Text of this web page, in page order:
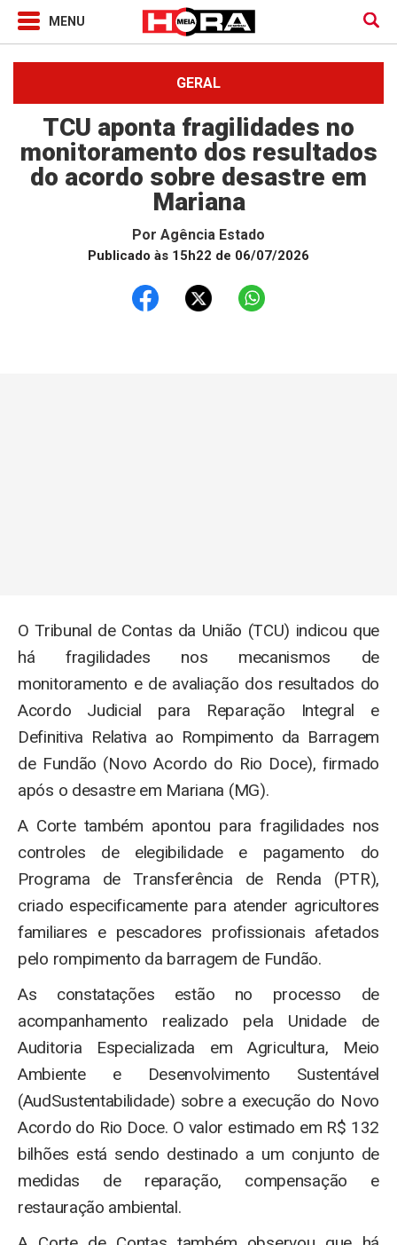
GERAL
TCU aponta fragilidades no
monitoramento dos resultados
do acordo sobre desastre em
Mariana
Por Agência Estado
Publicado às 15h22 de 06/07/2026
O Tribunal de Contas da União (TCU) indicou que
há fragilidades nos mecanismos de
monitoramento e de avaliação dos resultados do
Acordo Judicial para Reparação Integral e
Definitiva Relativa ao Rompimento da Barragem
de Fundão (Novo Acordo do Rio Doce), firmado
após o desastre em Mariana (MG).
A Corte também apontou para fragilidades nos
controles de elegibilidade e pagamento do
Programa de Transferência de Renda (PTR),
criado especificamente para atender agricultores
familiares e pescadores profissionais afetados
pelo rompimento da barragem de Fundão.
As constatações estão no processo de
acompanhamento realizado pela Unidade de
Auditoria Especializada em Agricultura, Meio
Ambiente e Desenvolvimento Sustentável
(AudSustentabilidade) sobre a execução do Novo
Acordo do Rio Doce. O valor estimado em R$ 132
bilhões está sendo destinado a um conjunto de
medidas de reparação, compensação e
restauração ambiental.